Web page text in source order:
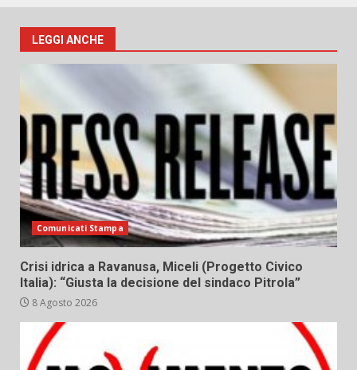
LEGGI ANCHE
Comunicati Stampa
Crisi idrica a Ravanusa, Miceli (Progetto Civico
Italia): “Giusta la decisione del sindaco Pitrola”
8 Agosto 2026